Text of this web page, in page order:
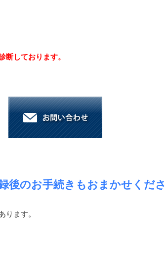
しております。
後のお手続きもおまかせくだ
ます。